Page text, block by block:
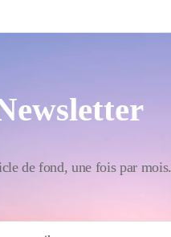
de fond, une fois par mois.